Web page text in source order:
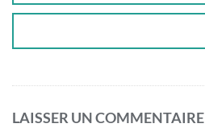
LAISSER UN COMMENTAIRE